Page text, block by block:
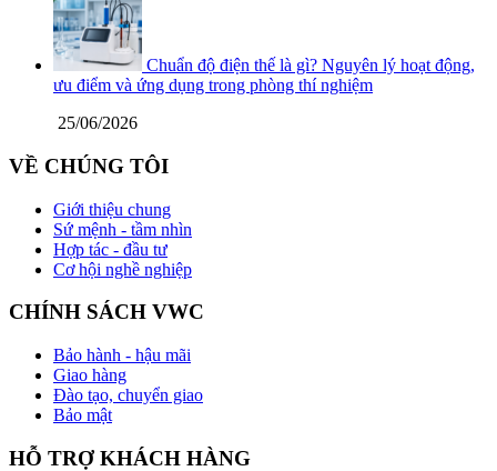
Chuẩn độ điện thế là gì? Nguyên lý hoạt động,
ưu điểm và ứng dụng trong phòng thí nghiệm
25/06/2026
VỀ CHÚNG TÔI
Giới thiệu chung
Sứ mệnh - tầm nhìn
Hợp tác - đầu tư
Cơ hội nghề nghiệp
CHÍNH SÁCH VWC
Bảo hành - hậu mãi
Giao hàng
Đào tạo, chuyển giao
Bảo mật
HỖ TRỢ KHÁCH HÀNG